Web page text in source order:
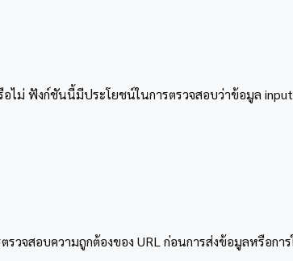
ไม่ ฟังก์ชันนี้มีประโยชน์ในการตรวจสอบว่าข้อมูล
จสอบความถูกต้องของ URL ก่อนการส่งข้อมูลหรือการ